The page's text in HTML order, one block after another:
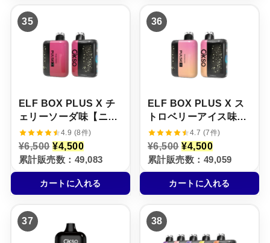
0
0
で
し
た
。
5
0
0
で
す
。
0
0
で
し
。
5
0
0
で
す
。
35
ELF BOX PLUS X チ
ェリーソーダ味【ニコ
パフ】5%4.9 (8件)
¥6,500 元
の
価
格
は
¥
0
¥4,500現
在
の
価
格
は
5
累計販売数：49,083
カートに入れる
36
ELF BOX PLUS X ス
トロベリーアイス味
【ニコパフ】5%
4.7 (7件)
¥6,500 元
の
価
格
は
¥
0
¥4,500現
在
の
価
格
は
5
累計販売数：49,059
カートに入れる
37 38